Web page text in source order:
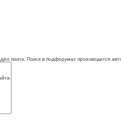
поиск. Поиск в подфорумах производится